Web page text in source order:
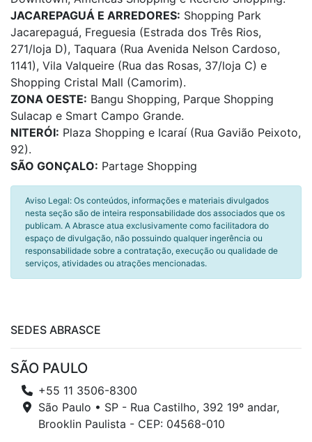
JACAREPAGUÁ E ARREDORES: Shopping Park
Jacarepaguá, Freguesia (Estrada dos Três Rios,
271/loja D), Taquara (Rua Avenida Nelson Cardoso,
1141), Vila Valqueire (Rua das Rosas, 37/loja C) e
Shopping Cristal Mall (Camorim).
ZONA OESTE: Bangu Shopping, Parque Shopping
Sulacap e Smart Campo Grande.
NITERÓI: Plaza Shopping e Icaraí (Rua Gavião Peixoto,
92).
SÃO GONÇALO: Partage Shopping
Aviso Legal: Os conteúdos, informações e materiais divulgados
nesta seção são de inteira responsabilidade dos associados que os
publicam. A Abrasce atua exclusivamente como facilitadora do
espaço de divulgação, não possuindo qualquer ingerência ou
responsabilidade sobre a contratação, execução ou qualidade de
serviços, atividades ou atrações mencionadas.
SEDES ABRASCE
SÃO PAULO
+55 11 3506-8300
São Paulo • SP - Rua Castilho, 392 19º andar,
Brooklin Paulista - CEP: 04568-010